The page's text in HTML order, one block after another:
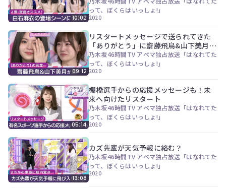
は、
10:02
って、ぼくらはいっしょ!」
2020
09:12
リスタートメッセージで送られてきた
「ありがとう」に齋藤飛鳥&山下美月が
涙…
乃木坂46時間TV アベマ独占放送「はなれてた
って、ぼくらはいっしょ!」
2020
05:14
棚橋選手からの応援メッセージも！未
来へ向けたリスタート
乃木坂46時間TV アベマ独占放送「はなれてた
って、ぼくらはいっしょ!」
2020
13:08
カズ先輩が天気予報に絡む？
乃木坂46時間TV アベマ独占放送「はなれてた
って、ぼくらはいっしょ!」
2020